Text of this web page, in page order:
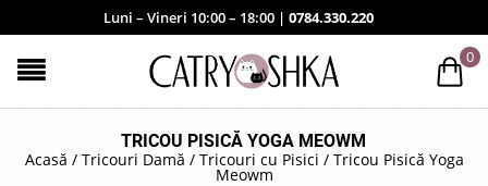
Luni – Vineri 10:00 – 18:00 | 0784.330.220
0
TRICOU PISICĂ YOGA MEOWM
Acasă / Tricouri Damă / Tricouri cu Pisici / Tricou Pisică Yoga
Meowm